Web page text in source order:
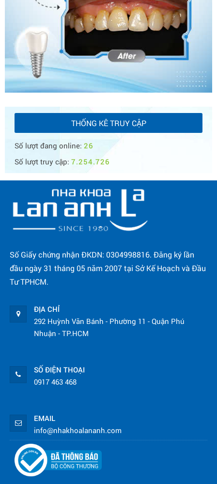
THỐNG KÊ TRUY CẬP
Số lượt đang online: 26
Số lượt truy cập: 7.254.726
Số Giấy chứng nhận ĐKDN: 0304998816. Đăng ký lần
đầu ngày 31 tháng 05 năm 2007 tại Sở Kế Hoạch và Đầu
Tư TPHCM.
ĐỊA CHỈ
292 Huỳnh Văn Bánh - Phường 11 - Quận Phú
Nhuận - TP.HCM
SỐ ĐIỆN THOẠI
0917 463 468
EMAIL
info@nhakhoalananh.com